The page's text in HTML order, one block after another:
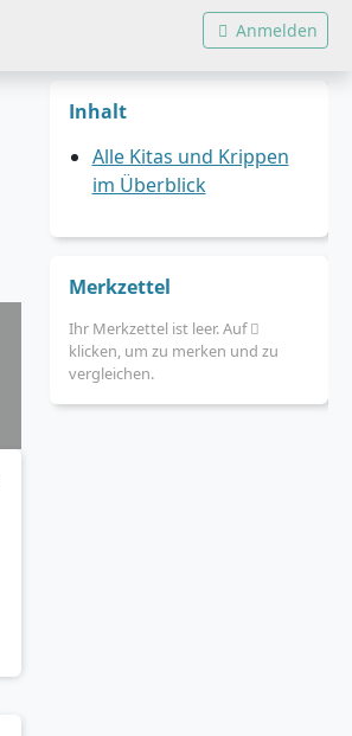
Anmelden
Inhalt
Alle Kitas und Krippen
im Überblick
Merkzettel
Ihr Merkzettel ist leer. Auf
klicken, um zu merken und zu
vergleichen.